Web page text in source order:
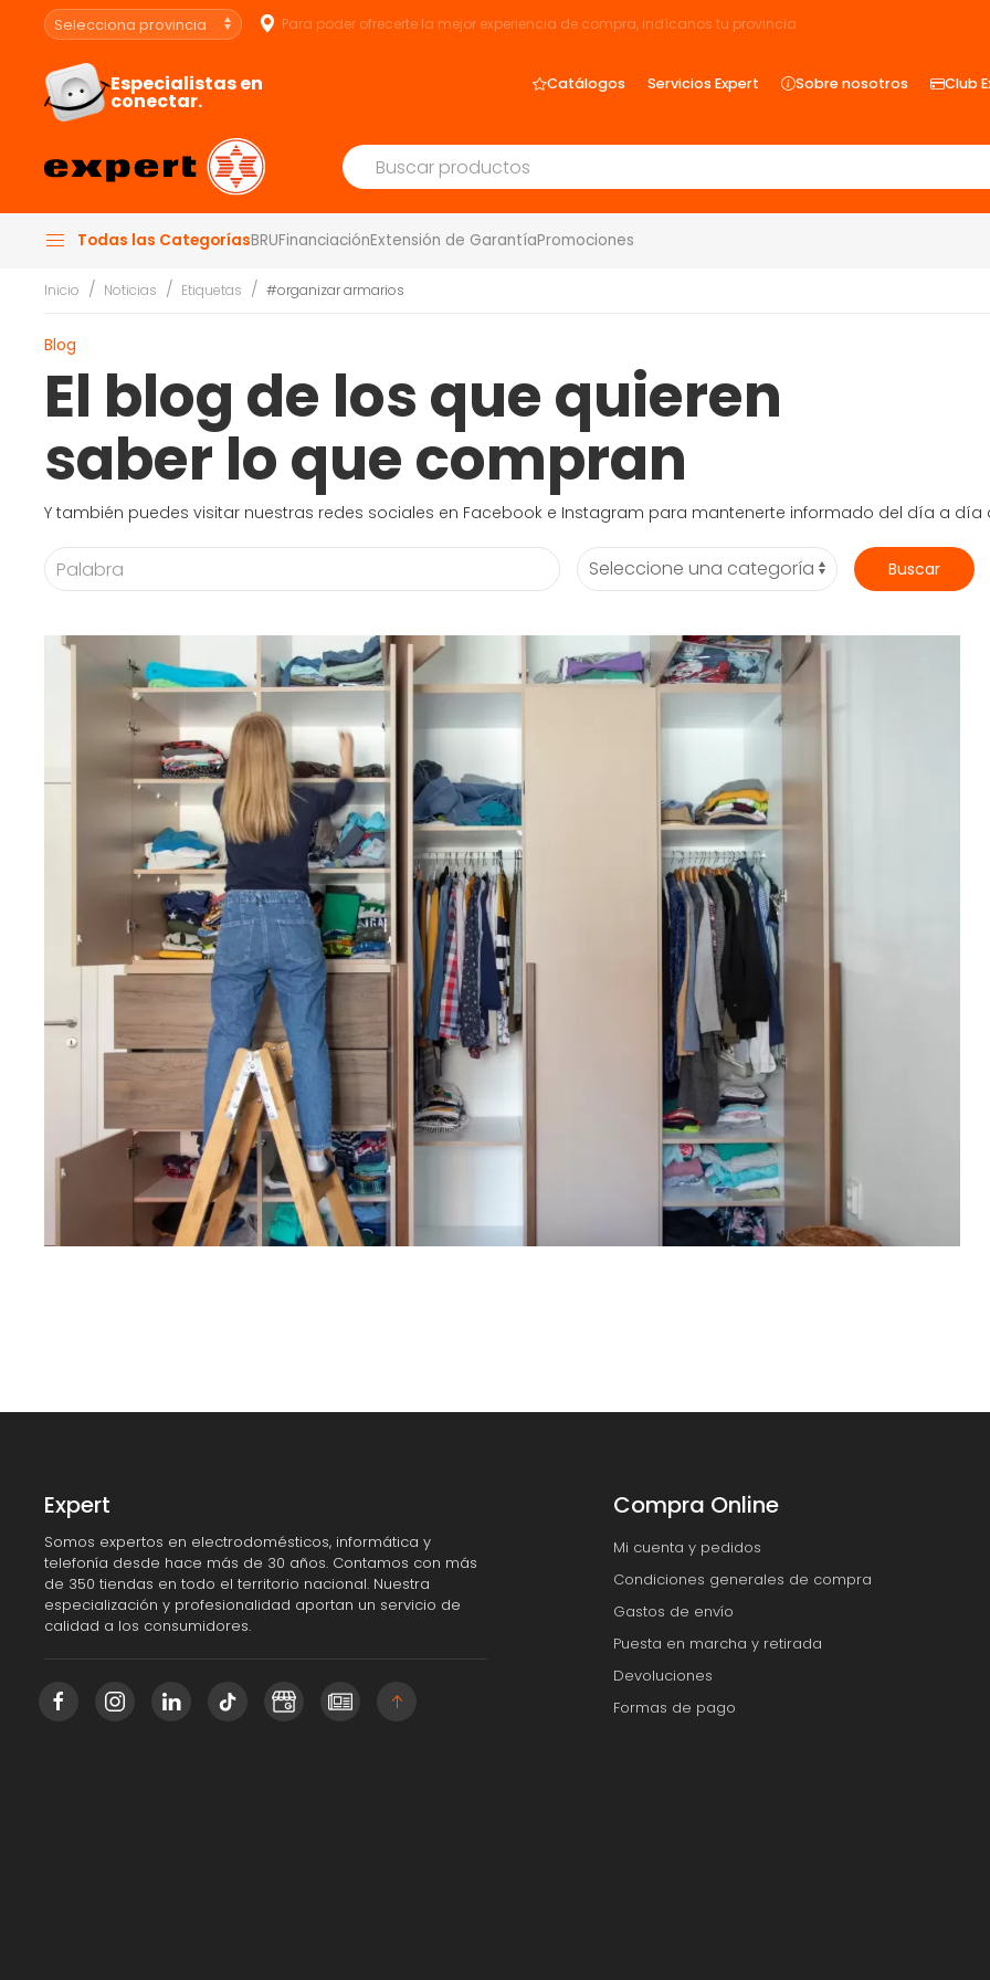
Para poder ofrecerte la mejor experiencia de compra, indícanos tu provincia
Especialistas en
conectar.
Catálogos Servicios Expert Sobre nosotros Club
Todas las CategoríasBRUFinanciaciónExtensión de GarantíaPromociones
Inicio Noticias Etiquetas #organizar armarios
Blog
El blog de los que quieren
saber lo que compran
Y también puedes visitar nuestras redes sociales en Facebook e Instagram para mantenerte informado del día a día
Buscar
Expert
Somos expertos en electrodomésticos, informática y
telefonía desde hace más de 30 años. Contamos con más
de 350 tiendas en todo el territorio nacional. Nuestra
especialización y profesionalidad aportan un servicio de
calidad a los consumidores.
Compra Online
Mi cuenta y pedidos
Condiciones generales de compra
Gastos de envío
Puesta en marcha y retirada
Devoluciones
Formas de pago